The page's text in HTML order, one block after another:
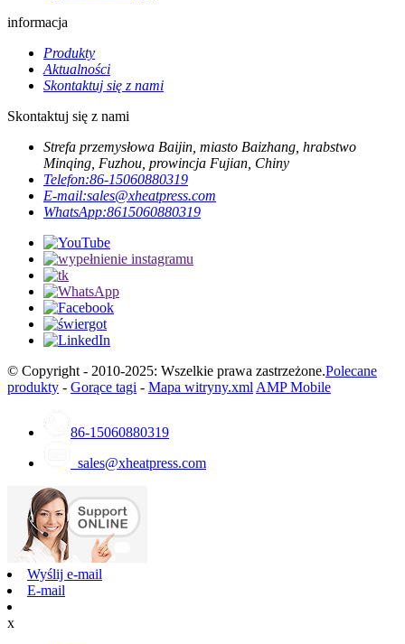
informacja
Produkty
Aktualności
Skontaktuj się z nami
Skontaktuj się z nami
Strefa przemysłowa Baijin, miasto Baizhang, hrabstwo
Minqing, Fuzhou, prowincja Fujian, Chiny
Telefon:86-15060880319
E-mail:sales@xheatpress.com
WhatsApp:8615060880319
© Copyright - 2010-2025: Wszelkie prawa zastrzeżone.Polecane
produkty - Gorące tagi - Mapa witryny.xml AMP Mobile
86-15060880319
sales@xheatpress.com
Wyślij e-mail
E-mail
x